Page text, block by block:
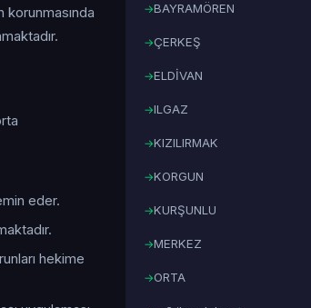
korunmasında
eder.
hekime
BAYRAMÖREN
ÇERKEŞ
ELDİVAN
ILGAZ
KIZILIRMAK
KORGUN
KURŞUNLU
MERKEZ
ORTA